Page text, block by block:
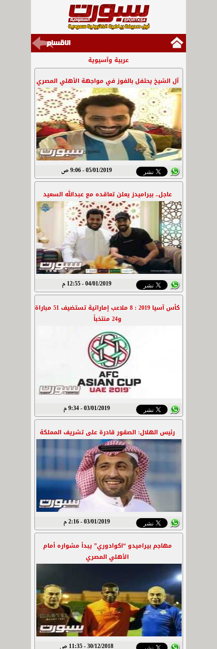
عربية وآسيوية
آل الشيخ يحتفل بالفوز في مواجهة الأهلي المصري
05/01/2019 - 9:06 ص
عاجل.. بيراميدز يعلن تعاقده مع عبدالله السعيد
04/01/2019 - 12:55 م
كأس آسيا 2019 : 8 ملاعب إماراتية تستضيف 51 مباراة
و24 منتخباً
03/01/2019 - 9:34 م
رئيس الهلال: الصقور قادرة على تشريف المملكة
03/01/2019 - 2:16 م
مهاجم بيراميدو “اكوادوري” يبدأ مشواره أمام
الأهلي المصري
30/12/2018 - 11:35 ص